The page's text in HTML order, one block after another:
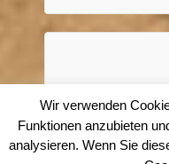
Wir verwenden
Funktionen anzubieten
analysieren. Wenn Sie